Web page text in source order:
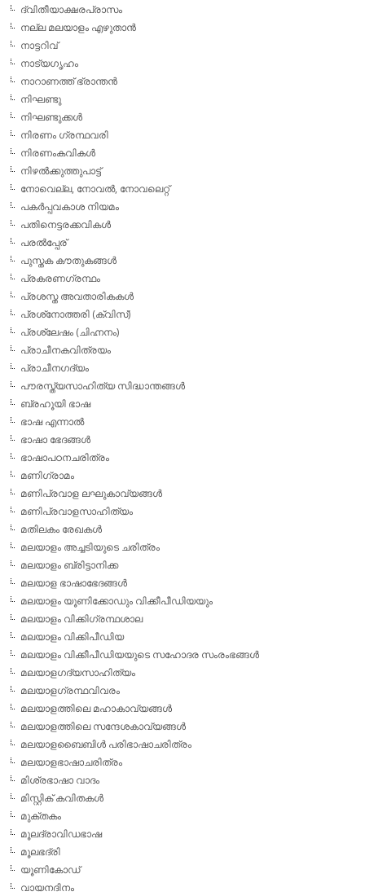
ദ്വിതീയാക്ഷരപ്രാസം
നല്ല മലയാളം എഴുതാന്‍
നാട്ടറിവ്
നാട്യഗൃഹം
നാറാണത്ത് ഭ്രാന്തന്‍
നിഘണ്ടു
നിഘണ്ടുക്കള്‍
നിരണം ഗ്രന്ഥവരി
നിരണംകവികള്‍
നിഴല്‍ക്കുത്തുപാട്ട്
നോവെല്ല, നോവല്‍, നോവലെറ്റ്
പകര്‍പ്പവകാശ നിയമം
പതിനെട്ടരക്കവികള്‍
പരല്‍പ്പേര്
പുസ്തക കൗതുകങ്ങള്‍
പ്രകരണഗ്രന്ഥം
പ്രശസ്ത അവതാരികകള്‍
പ്രശ്‌നോത്തരി (ക്വിസ്)
പ്രശ്ലേഷം (ചിഹ്നനം)
പ്രാചീനകവിത്രയം
പ്രാചീനഗദ്യം
പൗരസ്ത്യസാഹിത്യ സിദ്ധാന്തങ്ങള്‍
ബ്രഹൂയി ഭാഷ
ഭാഷ എന്നാല്‍
ഭാഷാ ഭേദങ്ങള്‍
ഭാഷാപഠനചരിത്രം
മണിഗ്രാമം
മണിപ്രവാള ലഘുകാവ്യങ്ങള്‍
മണിപ്രവാളസാഹിത്യം
മതിലകം രേഖകള്‍
മലയാളം അച്ചടിയുടെ ചരിത്രം
മലയാളം ബ്രിട്ടാനിക്ക
മലയാള ഭാഷാഭേദങ്ങള്‍
മലയാളം യൂണിക്കോഡും വിക്കീപീഡിയയും
മലയാളം വിക്കിഗ്രന്ഥശാല
മലയാളം വിക്കിപീഡിയ
മലയാളം വിക്കീപീഡിയയുടെ സഹോദര സംരംഭങ്ങള്‍
മലയാളഗദ്യസാഹിത്യം
മലയാളഗ്രന്ഥവിവരം
മലയാളത്തിലെ മഹാകാവ്യങ്ങള്‍
മലയാളത്തിലെ സന്ദേശകാവ്യങ്ങള്‍
മലയാളബൈബിള്‍ പരിഭാഷാചരിത്രം
മലയാളഭാഷാചരിത്രം
മിശ്രഭാഷാ വാദം
മിസ്റ്റിക് കവിതകള്‍
മുക്തകം
മൂലദ്രാവിഡഭാഷ
മൂലഭദ്രി
യൂണികോഡ്
വായനദിനം